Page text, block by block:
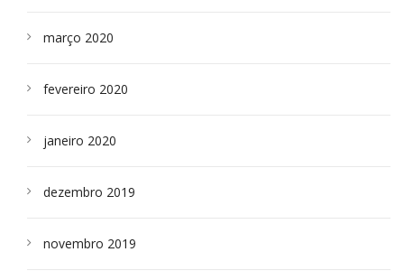
março 2020
fevereiro 2020
janeiro 2020
dezembro 2019
novembro 2019